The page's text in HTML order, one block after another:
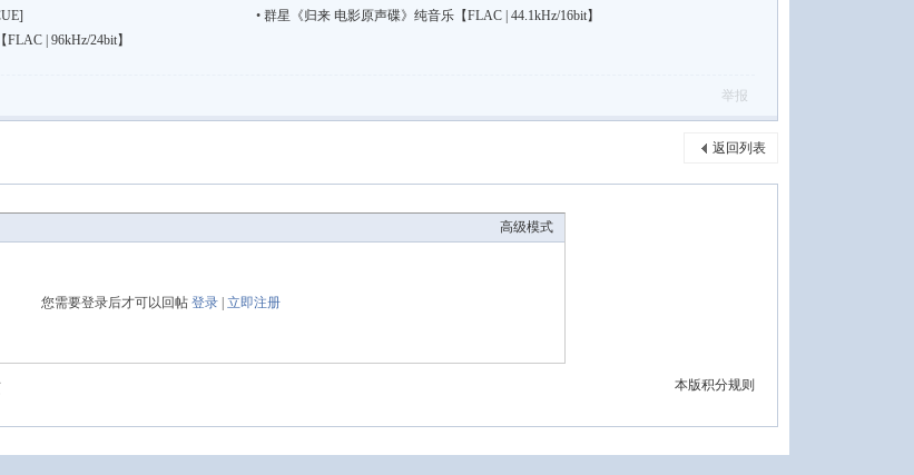
• 群星《归来 电影原声碟》纯音乐【FLAC | 44.1kHz/16bit】
| 96kHz/24bit】
举报
返回列表
高级模式
您需要登录后才可以回帖 登录 立即注册
本版积分规则